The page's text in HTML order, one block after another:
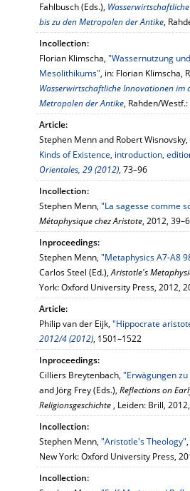
Fahlbusch (Eds.),
bis zu den Metropolen der Antike,
Incollection:
Florian Klimscha, "Wassernutzung
Mesolithikums", in: Florian Klimscha,
Wasserwirtschaftliche Innovationen im
Metropolen der Antike, Rahden/
Article:
Stephen Menn and Robert Wisnovsky,
Kinds of Existence, introduction,
Orientales, 29 (2012), 73–96
Incollection:
Stephen Menn, "La sagesse comme
Métaphysique chez Aristote, 2012,
Inproceedings:
Stephen Menn, "Metaphysics A7-A8
Carlos Steel (Ed.),Aristotle's
York: Oxford University Press, 2012,
Article:
Philip van der Eijk, "Hippocrate
2012/4 (2012), 1501–1522
Inproceedings:
Cilliers Breytenbach, "Erwägungen
and Jörg Frey (Eds.), Reflections on
Religionsgeschichte, Leiden: Brill,
Incollection:
Stephen Menn, "Aristotle's Theology"
New York: Oxford University Press,
Incollection: